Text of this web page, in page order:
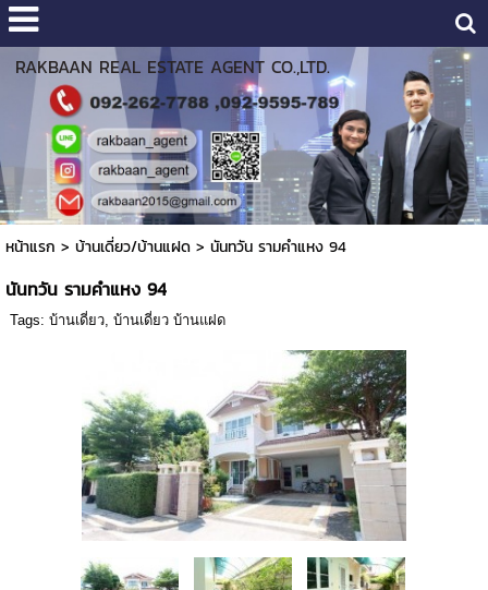
RAKBAAN REAL ESTATE AGENT CO.,LTD.
หน้าแรก > บ้านเดี่ยว/บ้านแฝด> นันทวัน รามคำแหง 94
นันทวัน รามคำแหง 94
Tags: บ้านเดี่ยว, บ้านเดี่ยว บ้านแฝด